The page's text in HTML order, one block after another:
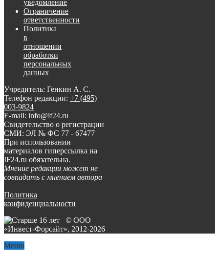
уведомление
Ограничение
ответственности
Политика
в
отношении
обработки
персональных
данных
Учредитель: Генкин А. С.
Телефон редакции: +7 (495)
003-9824
E-mail: info@if24.ru
Свидетельство о регистрации
СМИ: ЭЛ № ФС 77 - 67477
При использовании
материалов гиперссылка на
IF24.ru обязательна.
Мнение редакции может не
совпадать с мнением автора
Политика
конфиденциальности
© ООО
«Инвест-Форсайт», 2012-2026
Меню